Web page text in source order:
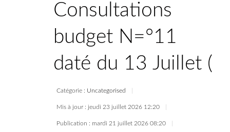
Consultations
budget N=°11
daté du 13 Juillet (
Catégorie : Uncategorised
Mis à jour : jeudi 23 juillet 2026 12:20
Publication : mardi 21 juillet 2026 08:20